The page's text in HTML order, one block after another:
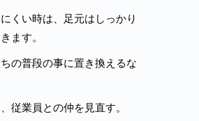
くい時は、足元はしっかり
ます。
の普段の事に置き換えるな
従業員との仲を見直す。